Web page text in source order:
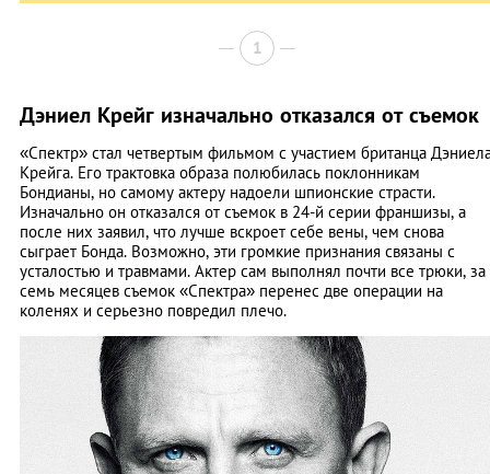
1
Дэниел Крейг изначально отказался от съемок
«Спектр» стал четвертым фильмом с участием британца
Крейга. Его трактовка образа полюбилась поклонникам
Бондианы, но самому актеру надоели шпионские страсти.
Изначально он отказался от съемок в 24-й серии франшизы, а
после них заявил, что лучше вскроет себе вены, чем снова
сыграет Бонда. Возможно, эти громкие признания связаны с
усталостью и травмами. Актер сам выполнял почти все трюки, за
семь месяцев съемок «Спектра» перенес две операции на
коленях и серьезно повредил плечо.